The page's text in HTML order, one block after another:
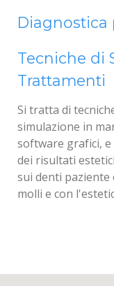
Diagnostica
Tecniche di
Trattamenti
Si tratta di
simulazione in
software grafici, e
dei risultati
sui denti paziente
molli e con